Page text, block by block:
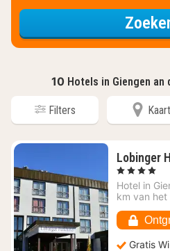
10 Hotels in Giengen an
Filters Kaart
Lobinger
, 4 Sterren
Hotel in
km van het
Gratis